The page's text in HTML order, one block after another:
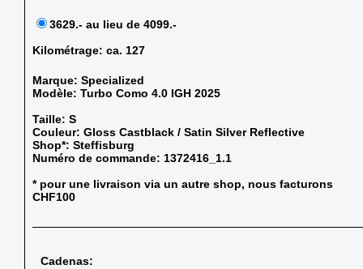
3629.- au lieu de 4099.-
Kilométrage: ca. 127
Marque:Specialized
Modèle:Turbo Como 4.0 IGH 2025
Taille:S
Couleur:Gloss Castblack / Satin Silver Reflective
Shop*:Steffisburg
Numéro de commande: 1372416_1.1
* pour une livraison via un autre shop, nous facturons
CHF100
Cadenas: